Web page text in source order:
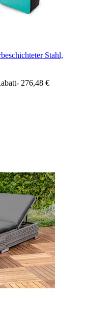
Stahl,
- 276,48 €